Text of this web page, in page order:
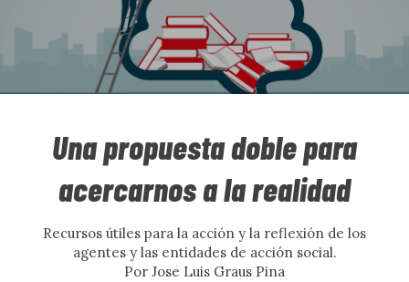
Una propuesta doble para
acercarnos a la realidad
Recursos útiles para la acción y la reflexión de los
agentes y las entidades de acción social.
Por Jose Luis Graus Pina